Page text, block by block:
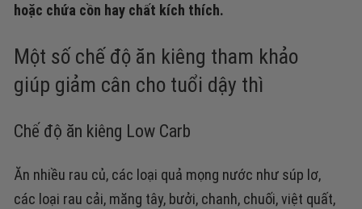
hoặc chứa cồn hay chất kích thích.
Một số chế độ ăn kiêng tham khảo
giúp giảm cân cho tuổi dậy thì
Chế độ ăn kiêng Low Carb
Ăn nhiều rau củ, các loại quả mọng nước như súp lơ,
các loại rau cải, măng tây, bưởi, chanh, chuối, việt quất,